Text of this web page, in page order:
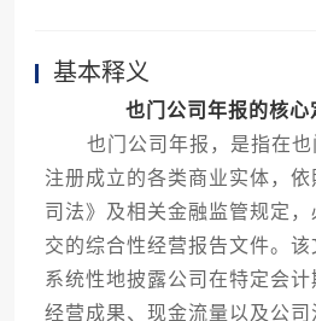
基本释义
也门公司年报的核心
也门公司年报，是指在也
注册成立的各类商业实体，
司法》及相关金融监管规定
交的综合性经营报告文件。
系统性地披露公司在特定会计
经营成果、现金流量以及公